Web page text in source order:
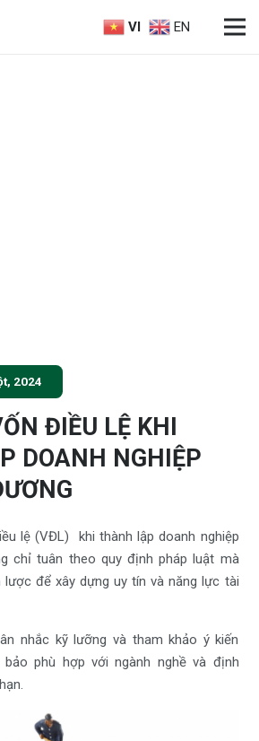
VI EN
2024
ĐIỀU LỆ KHI
DOANH NGHIỆP
lệ (VĐL) khi thành lập doanh nghiệp
chỉ tuân theo quy định pháp luật mà
để xây dựng uy tín và năng lực tài
nhắc kỹ lưỡng và tham khảo ý kiến
phù hợp với ngành nghề và định